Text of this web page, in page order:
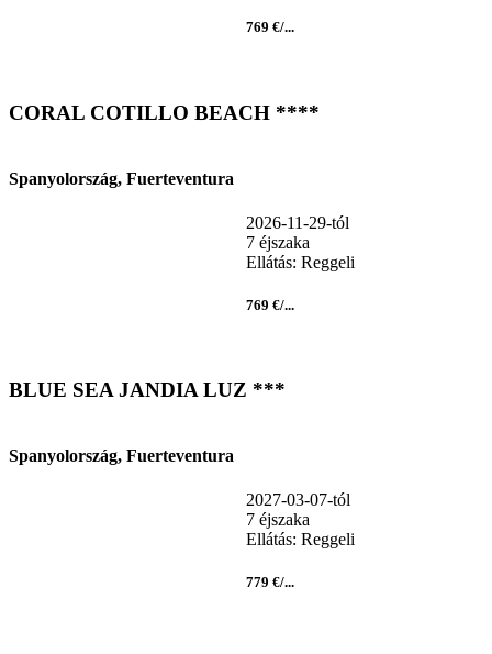
769 €/...
CORAL COTILLO BEACH ****
Spanyolország, Fuerteventura
2026-11-29-tól
7 éjszaka
Ellátás: Reggeli
769 €/...
BLUE SEA JANDIA LUZ ***
Spanyolország, Fuerteventura
2027-03-07-tól
7 éjszaka
Ellátás: Reggeli
779 €/...